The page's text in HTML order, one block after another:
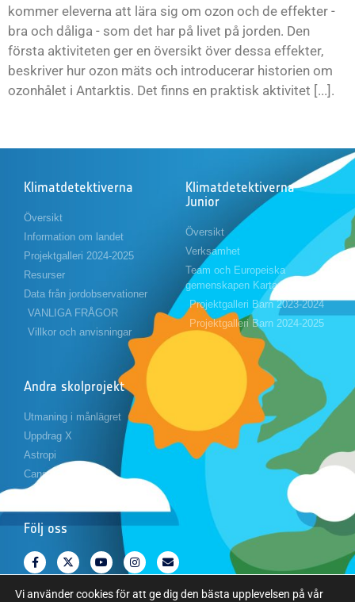
kommer eleverna att lära sig om ozon och de effekter -
bra och dåliga - som det har på livet på jorden. Den
första aktiviteten ger en översikt över dessa effekter,
beskriver hur ozon mäts och introducerar historien om
ozonhålet i Antarktis. Det finns en praktisk aktivitet [...].
Klimatdetektiverna
Översikt
Information om landet
Projektgalleri 2024-2025
Resurser
Data från jordobservationer
VANLIGA FRÅGOR
Villkor och anvisningar
Klimatdetektiverna
Junior
Översikt
Verksamhet
Team och Europeiska
gemenskapen Karta
Projektgalleri Barn 2023-2024
Projektgalleri Barn 2024-2025
Andra skolprojekt
Utmaning i månlägret
Uppdrag X
Astropi
Cansat
Följ oss
Vi använder cookies för att ge dig den bästa upplevelsen på vår